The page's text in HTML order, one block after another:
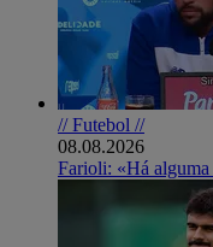
// Futebol //
08.08.2026
Farioli: «Há alguma